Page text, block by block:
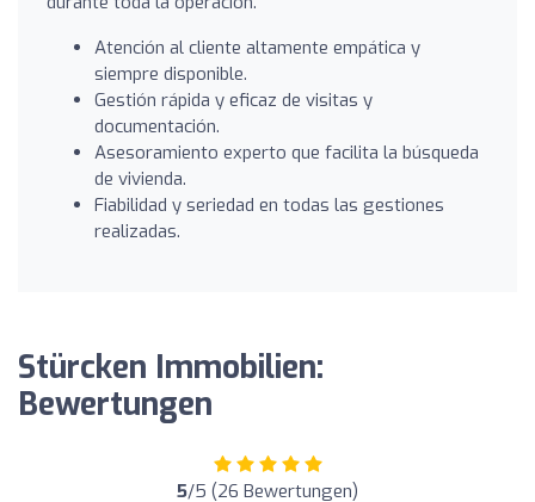
Atención al cliente altamente empática y
siempre disponible.
Gestión rápida y eficaz de visitas y
documentación.
Asesoramiento experto que facilita la búsqueda
de vivienda.
Fiabilidad y seriedad en todas las gestiones
realizadas.
Stürcken Immobilien:
Bewertungen
5/5 (26 Bewertungen)